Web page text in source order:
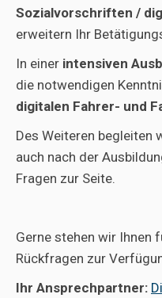
Sozialvorschriften /
erweitern Ihr
In einer intensiven
die notwendigen
digitalen Fahrer- und
Des Weiteren begleiten
auch nach der
Fragen zur Seite.
Gerne stehen wir Ihnen
Rückfragen zur
Ihr Ansprechpartner: